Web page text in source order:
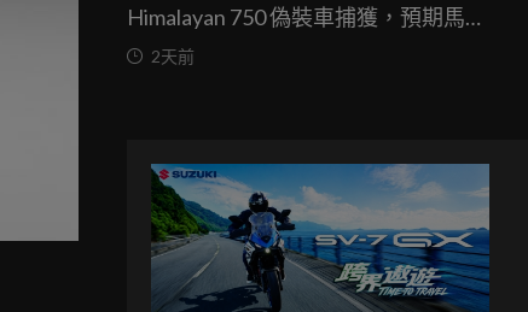
Himalayan 750 偽裝車捕獲，預期馬力
突破67匹，最快米蘭車展亮相
2天前